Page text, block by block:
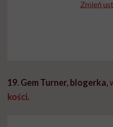
Zmień
19. Gem Turner, blogerka,
kości.